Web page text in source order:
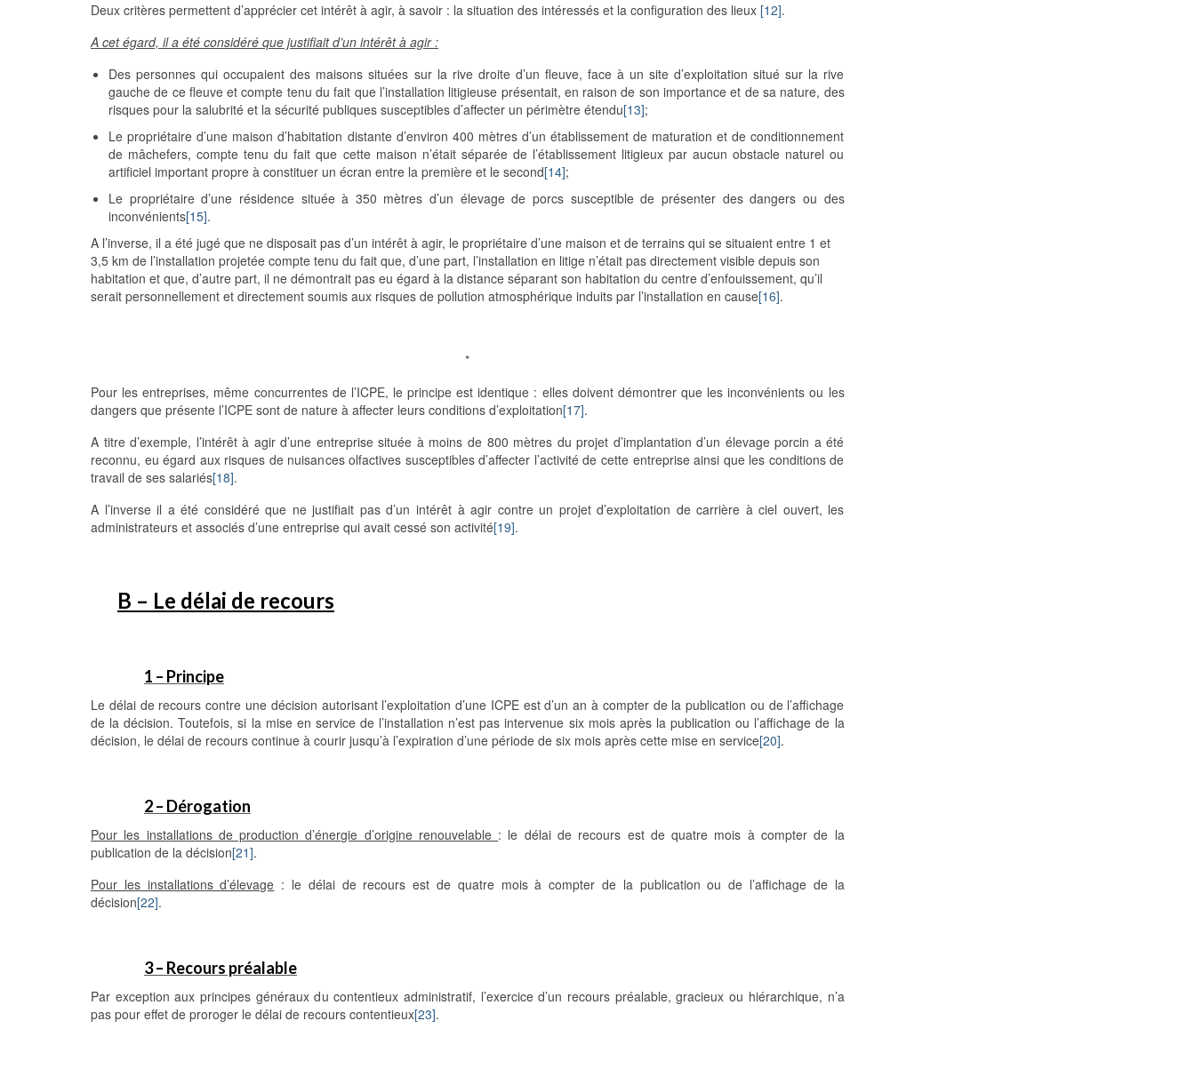
Deux critères permettent d’apprécier cet intérêt à agir, à savoir : la situation des intéressés et la configuration des lieux [12].
A cet égard, il a été considéré que justifiait d’un intérêt à agir :
Des personnes qui occupaient des maisons situées sur la rive droite d’un fleuve, face à un site d’exploitation situé sur la rive
gauche de ce fleuve et compte tenu du fait que l’installation litigieuse présentait, en raison de son importance et de sa nature, des
risques pour la salubrité et la sécurité publiques susceptibles d’affecter un périmètre étendu[13];
Le propriétaire d’une maison d’habitation distante d’environ 400 mètres d’un établissement de maturation et de conditionnement
de mâchefers, compte tenu du fait que cette maison n’était séparée de l’établissement litigieux par aucun obstacle naturel ou
artificiel important propre à constituer un écran entre la première et le second[14];
Le propriétaire d’une résidence située à 350 mètres d’un élevage de porcs susceptible de présenter des dangers ou des
inconvénients[15].
A l’inverse, il a été jugé que ne disposait pas d’un intérêt à agir, le propriétaire d’une maison et de terrains qui se situaient entre 1 et
3,5 km de l’installation projetée compte tenu du fait que, d’une part, l’installation en litige n’était pas directement visible depuis son
habitation et que, d’autre part, il ne démontrait pas eu égard à la distance séparant son habitation du centre d’enfouissement, qu’il
serait personnellement et directement soumis aux risques de pollution atmosphérique induits par l’installation en cause[16].
*
Pour les entreprises, même concurrentes de l’ICPE, le principe est identique : elles doivent démontrer que les inconvénients ou les
dangers que présente l’ICPE sont de nature à affecter leurs conditions d’exploitation[17].
A titre d’exemple, l’intérêt à agir d’une entreprise située à moins de 800 mètres du projet d’implantation d’un élevage porcin a été
reconnu, eu égard aux risques de nuisances olfactives susceptibles d’affecter l’activité de cette entreprise ainsi que les conditions de
travail de ses salariés[18].
A l’inverse il a été considéré que ne justifiait pas d’un intérêt à agir contre un projet d’exploitation de carrière à ciel ouvert, les
administrateurs et associés d’une entreprise qui avait cessé son activité[19].
B – Le délai de recours
1 – Principe
Le délai de recours contre une décision autorisant l’exploitation d’une ICPE est d’un an à compter de la publication ou de l’affichage
de la décision. Toutefois, si la mise en service de l’installation n’est pas intervenue six mois après la publication ou l’affichage de la
décision, le délai de recours continue à courir jusqu’à l’expiration d’une période de six mois après cette mise en service[20].
2 – Dérogation
Pour les installations de production d’énergie d’origine renouvelable : le délai de recours est de quatre mois à compter de la
publication de la décision[21].
Pour les installations d’élevage : le délai de recours est de quatre mois à compter de la publication ou de l’affichage de la
décision[22].
3 – Recours préalable
Par exception aux principes généraux du contentieux administratif, l’exercice d’un recours préalable, gracieux ou hiérarchique, n’a
pas pour effet de proroger le délai de recours contentieux[23].